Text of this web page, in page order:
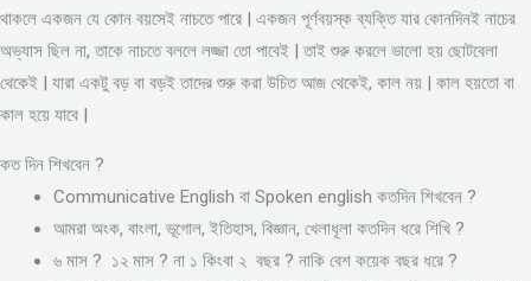
থাকলে একজন যে কোন বয়সেই নাচতে পারে | একজন পূর্ণবয়স্ক ব্যক্তি যার কোনদিনই নাচের
অভ্যাস ছিল না, তাকে নাচতে বললে লজ্জা তো পাবেই | তাই শুরু করলে ভালো হয় ছোটবেলা
থেকেই | যারা একটু বড় বা বড়ই তাদের শুরু করা উচিত আজ থেকেই, কাল নয় | কাল হয়তো বা
কাল হয়ে যাবে |
কত দিন শিখবেন ?
Communicative English বা Spoken english কতদিন শিখবেন ?
আমরা অংক, বাংলা, ভূগোল, ইতিহাস, বিজ্ঞান, খেলাধূলা কতদিন ধরে শিখি ?
৬ মাস ? ১২ মাস ? না ১ কিংবা ২ বছর ? নাকি বেশ কয়েক বছর ধরে ?